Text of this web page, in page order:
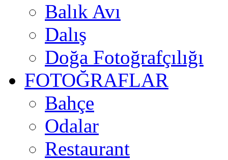
Balık Avı
Dalış
Doğa Fotoğrafçılığı
FOTOĞRAFLAR
Bahçe
Odalar
Restaurant